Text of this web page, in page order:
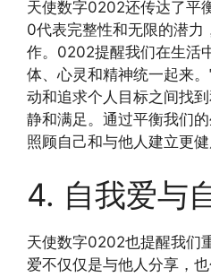
天使数字0202还传达了平
0代表完整性和无限的潜力
作。0202提醒我们在生活
体、心灵和精神统一起来
动和追求个人目标之间找
静和满足。通过平衡我们
照顾自己和与他人建立更健
4. 自我爱与
天使数字0202也提醒我们
爱不仅仅是与他人分享，